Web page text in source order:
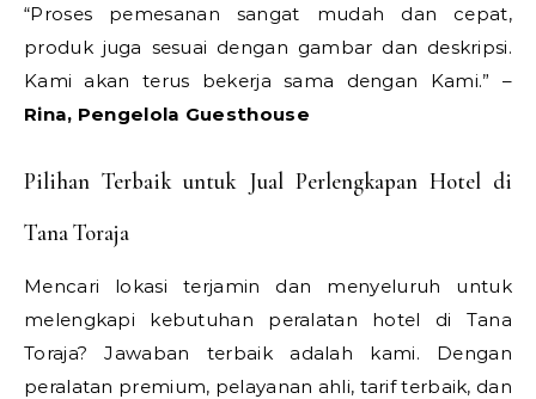
“Proses pemesanan sangat mudah dan cepat,
produk juga sesuai dengan gambar dan deskripsi.
Kami akan terus bekerja sama dengan Kami.” –
Rina, Pengelola Guesthouse
Pilihan Terbaik untuk Jual Perlengkapan Hotel di
Tana Toraja
Mencari lokasi terjamin dan menyeluruh untuk
melengkapi kebutuhan peralatan hotel di Tana
Toraja? Jawaban terbaik adalah kami. Dengan
peralatan premium, pelayanan ahli, tarif terbaik, dan